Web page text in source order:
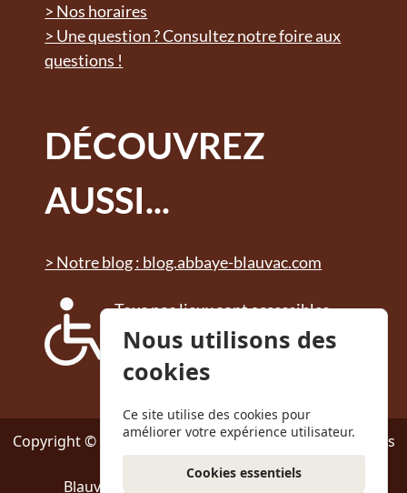
> Nos horaires
> Une question ? Consultez notre foire aux
questions !
DÉCOUVREZ
AUSSI...
> Notre blog : blog.abbaye-blauvac.com
Tous nos lieux sont accessibles
aux personnes à mobilité
réduite. Des sanitaires adaptés
sont à disposition.
Copyright © 2024 - Abbaye Notre-Dame de Bon Secours
Blauvac-Provence | Tous droits réservés.
Nous utilisons des
cookies
Ce site utilise des cookies pour
améliorer votre expérience utilisateur.
Cookies essentiels